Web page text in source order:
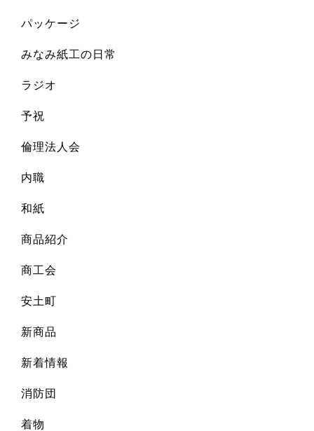
パッケージ
みなみ紙工の日常
ラジオ
予祝
倫理法人会
内職
和紙
商品紹介
商工会
安土町
新商品
新着情報
消防団
着物